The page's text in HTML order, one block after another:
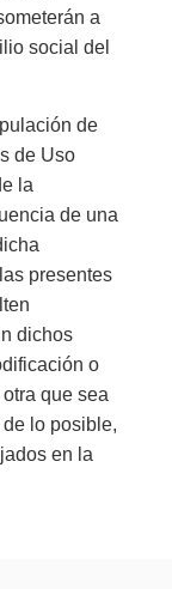
a
social del
de
de Uso
la
de una
presentes
dichos
o
que sea
lo posible,
en la